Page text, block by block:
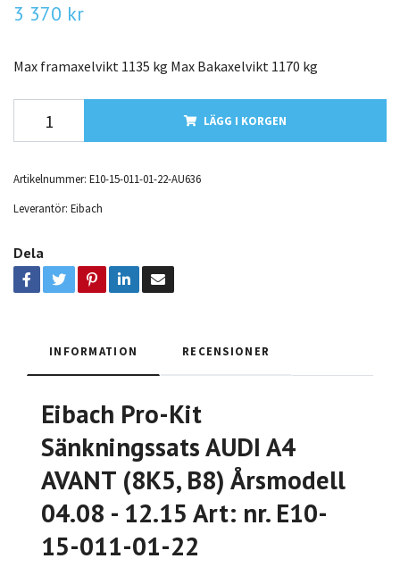
3 370 kr
Max framaxelvikt 1135 kg Max Bakaxelvikt 1170 kg
LÄGG I KORGEN
Artikelnummer: E10-15-011-01-22-AU636
Leverantör: Eibach
Dela
INFORMATION RECENSIONER
Eibach Pro-Kit
Sänkningssats AUDI A4
AVANT (8K5, B8) Årsmodell
04.08 - 12.15 Art: nr. E10-
15-011-01-22